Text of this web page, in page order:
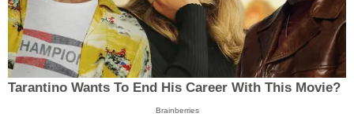
Tarantino Wants To End His Career With This Movie?
Brainberries